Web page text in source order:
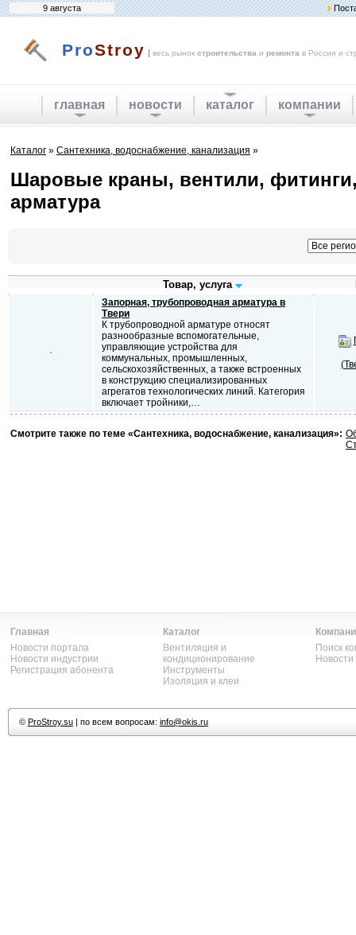
9 августа
ProStroy | весь рынок строительства и ремонта в России и
главная новости каталог компании
Каталог » Сантехника, водоснабжение, канализация »
Шаровые краны, вентили,
арматура
Товар, услуга
Запорная, трубопроводная арматура в
Твери
К трубопроводной арматуре относят
разнообразные вспомогательные,
управляющие устройства для
коммунальных, промышленных,
сельскохозяйственных, а также встроенных
в конструкцию специализированных
агрегатов технологических линий. Категория
включает тройники,…
Смотрите также по теме «Сантехника, водоснабжение, канализация»:
Главная
Новости портала
Новости индустрии
Регистрация абонента
Каталог
Вентиляция и
кондиционирование
Инструменты
Изоляция и клеи
Поиск
© ProStroy.su| по всем вопросам: info@okis.ru